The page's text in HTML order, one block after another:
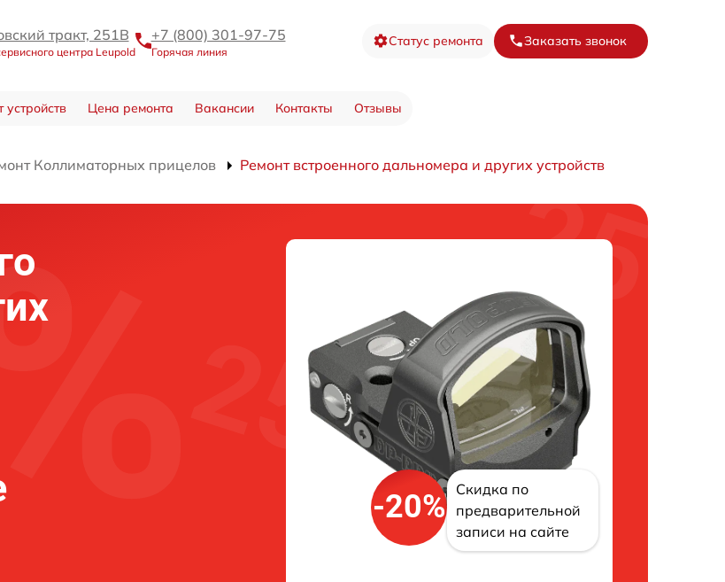
тракт, 251В
центра Leupold
+7 (800) 301-97-75
Горячая линия
Статус ремонта Заказать звонок
устройств Цена ремонта Вакансии Контакты Отзывы
Коллиматорных прицелов Ремонт встроенного дальномера и других устройств
-20%
Скидка по
предварительной
записи на сайте